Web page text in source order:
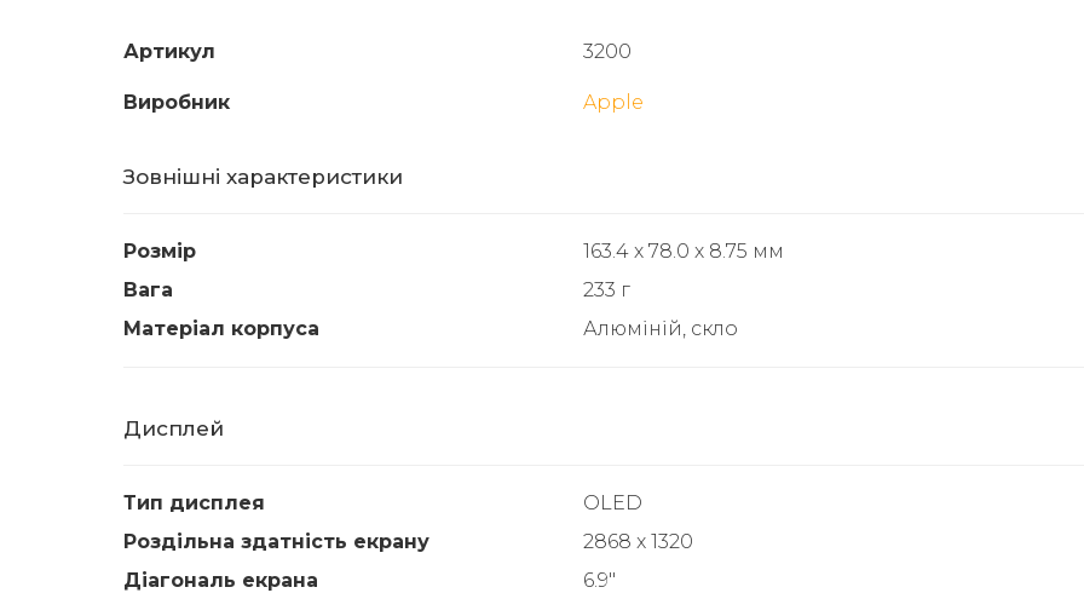
Артикул 3200
Виробник Apple
Зовнішні характеристики
Розмір
163.4 х 78.0 х 8.75 мм
Вага
233 г
Матеріал корпуса
Алюміній, скло
Дисплей
Тип дисплея
OLED
Роздільна здатність екрану
2868 x 1320
Діагональ екрана
6.9"